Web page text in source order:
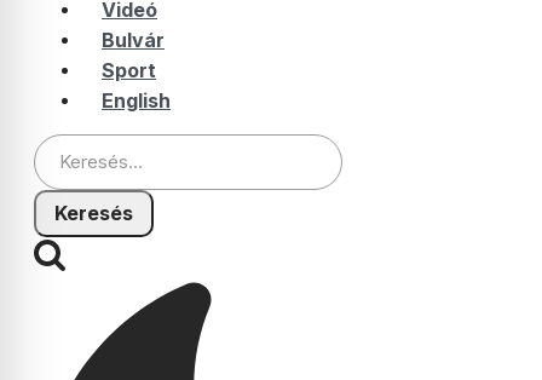
Videó
Bulvár
Sport
English
Keresés: